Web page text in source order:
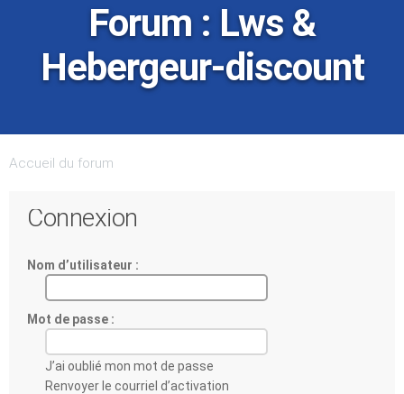
Forum : Lws &
Hebergeur-discount
Accueil du forum
Connexion
Nom d’utilisateur :
Mot de passe :
J’ai oublié mon mot de passe
Renvoyer le courriel d’activation